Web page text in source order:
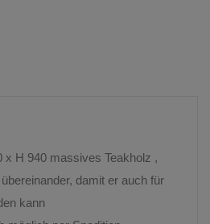
x H 940 massives Teakholz ,
damit er auch für
kann